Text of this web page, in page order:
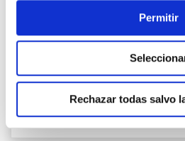
Permitir
Rechazar todas salvo
14,62
Añadir al